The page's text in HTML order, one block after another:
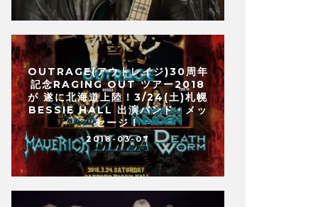
OUTRAGE(アウトレイジ)30周年
記念RAGING OUT ツアー2018
が 遂に北海道上陸！3/24(土)札幌
BESSIE HALL 出演バンド・メッ
セージ！
2018-03-07